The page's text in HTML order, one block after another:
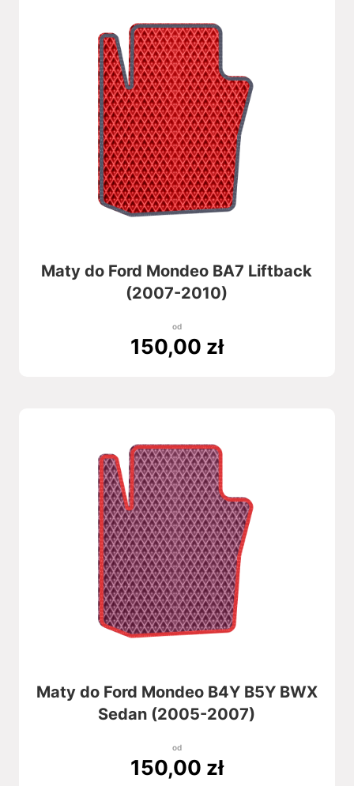
Maty do Ford Mondeo BA7 Liftback
(2007-2010)
od
150,00 zł
Maty do Ford Mondeo B4Y B5Y BWX
Sedan (2005-2007)
od
150,00 zł